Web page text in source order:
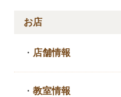
お店
・ 店舗情報
・教室情報